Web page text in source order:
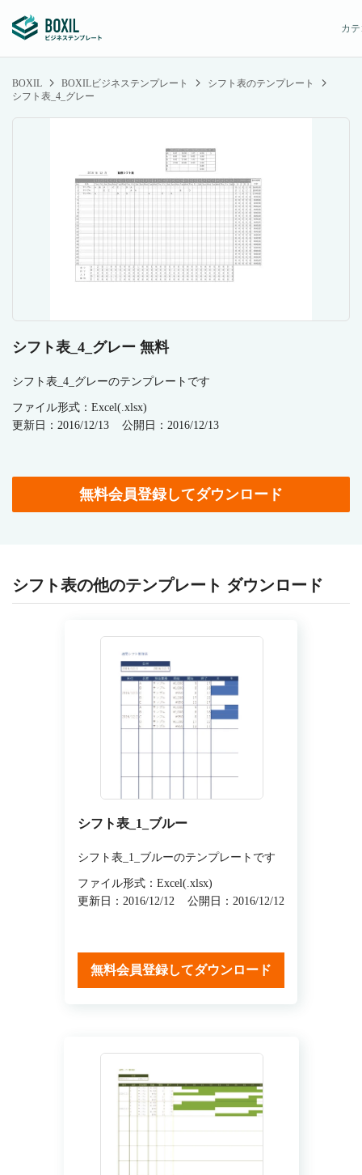
カ
BOXIL BOXILビジネステンプレート
シフト表のテンプレート
シフト表_4_グレー
シフト表_4_グレー 無料
シフト表_4_グレーのテンプレートです
ファイル形式：Excel(.xlsx)
更新日：2016/12/13
公開日：2016/12/13
無料会員登録してダウンロード
シフト表の他のテンプレート ダウンロード
シフト表_1_ブルー
シフト表_1_ブルーのテンプレートです
ファイル形式：Excel(.xlsx)
更新日：2016/12/12
公開日：2016/12/12
無料会員登録してダウンロード